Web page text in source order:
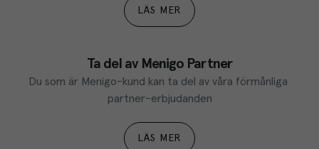
LÄS MER
Ta del av Menigo Partner
Du som är Menigo-kund kan ta del av våra förmånliga
partner-erbjudanden
LÄS MER